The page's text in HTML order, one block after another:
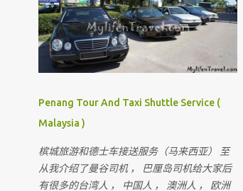
卡， 没有一家。 无论你用的是多么顶级的信
用卡。（除了 American Express Platinum ）
所以出到国外， 可以进入机场贵宾室最长见
的有几种方法。 就是你要有至少这三张卡的
Priority Pass 。 是全球机场最常见也是被的
机场贵宾卡。。 我相信不少人会问， 到底那
一张是最好。 这三张卡我都有，对我来说没
有所谓最好的。 就比如我到了 Doha ，
Priority Pass 只有三家贵宾室选择。 而
Dragon Pass 是最多， 有 7 家选择，甚至包括
Penang Tour And Taxi Shuttle Service (
Malaysia )
槟城旅游和德士车接送服务（马来西亚） 至
从我介绍了曼谷司机 ， 巴厘岛司机给大家后
有很多的台湾人 ， 中国人 ， 澳洲人 ， 欧洲